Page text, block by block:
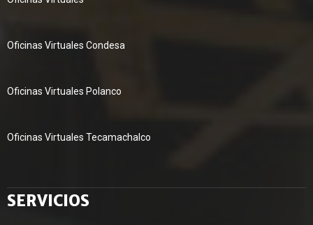
Oficinas Virtuales Condesa
Oficinas Virtuales Polanco
Oficinas Virtuales Tecamachalco
SERVICIOS